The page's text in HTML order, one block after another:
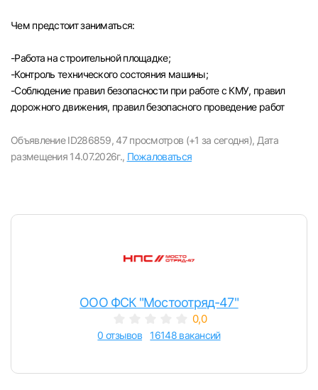
Чем предстоит заниматься:
-Paбота на строительной площадке;
-Контроль технического состояния машины;
-Соблюдение правил безопасности при работе с КМУ, правил
дорожного движения, правил безопасного проведение работ
Объявление ID286859, 47 просмотров (+1 за сегодня), Дата
размещения 14.07.2026г., Пожаловаться
ООО ФСК "Мостоотряд-47"
0,0
0 отзывов 16148 вакансий